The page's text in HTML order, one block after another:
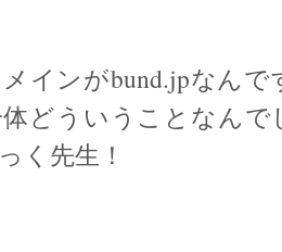
インがbund.jpなん
体どういうことなん
く先生！